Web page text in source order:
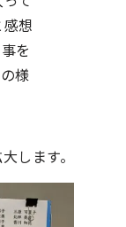
想
を
様
します。